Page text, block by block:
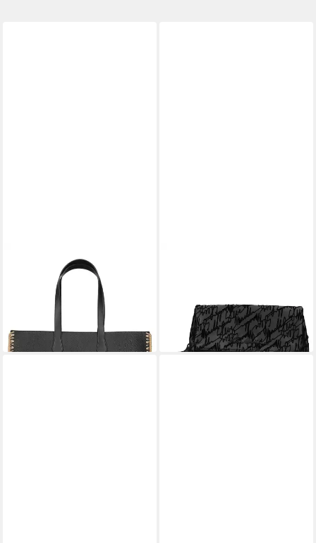
STEVE MADDEN
Shopper STEVE MADDEN
Taschen Lederimitat
lieferbar - in 2-3 Werktagen bei dir
Lederimitat/Textil
129,99 €
lieferbar - in 2-3 Werktagen bei dir